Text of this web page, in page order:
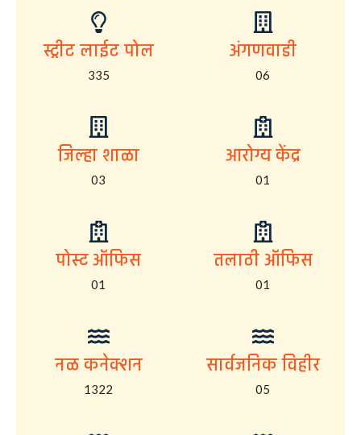
स्ट्रीट लाईट पोल
335
अंगणवाडी
06
जिल्हा शाळा
03
आरोग्य केंद्र
01
पोस्ट ऑफिस
01
तलाठी ऑफिस
01
नळ कनेक्शन
1322
सार्वजनिक विहीर
05